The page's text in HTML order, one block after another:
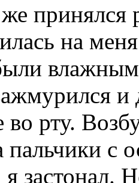
принялся
на
и
во рту.
пальчики с
застонал.